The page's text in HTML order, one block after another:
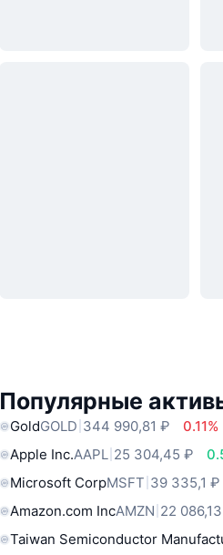
Популярные
GoldGOLD 344 990,81 ₽ 0.11%
Apple Inc.AAPL 25 304,45 ₽
Microsoft CorpMSFT 39 335,1 ₽
Amazon.com IncAMZN 22
Taiwan Semiconductor